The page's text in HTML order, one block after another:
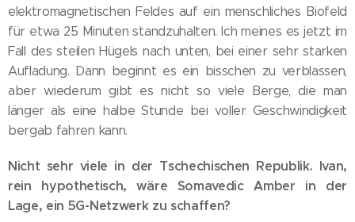
elektromagnetischen Feldes auf ein menschliches Biofeld
für etwa 25 Minuten standzuhalten. Ich meines es jetzt im
Fall des steilen Hügels nach unten, bei einer sehr starken
Aufladung. Dann beginnt es ein bisschen zu verblassen,
aber wiederum gibt es nicht so viele Berge, die man
länger als eine halbe Stunde bei voller Geschwindigkeit
bergab fahren kann.
Nicht sehr viele in der Tschechischen Republik. Ivan,
rein hypothetisch, wäre Somavedic Amber in der
Lage, ein 5G-Netzwerk zu schaffen?